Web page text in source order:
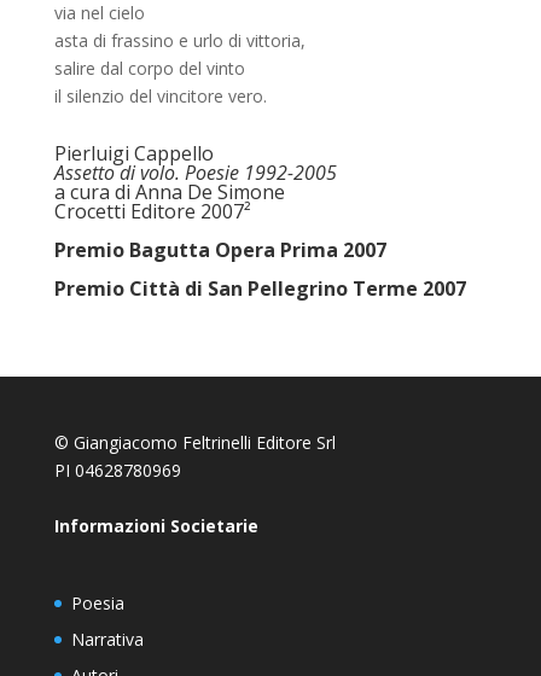
via nel cielo
asta di frassino e urlo di vittoria,
salire dal corpo del vinto
il silenzio del vincitore vero.
Pierluigi Cappello
Assetto di volo. Poesie 1992-2005
a cura di Anna De Simone
Crocetti Editore 2007²
Premio Bagutta Opera Prima 2007
Premio Città di San Pellegrino Terme 2007
© Giangiacomo Feltrinelli Editore Srl
PI 04628780969
Informazioni Societarie
Poesia
Narrativa